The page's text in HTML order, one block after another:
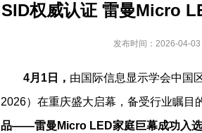
SID权威认证 雷曼Micro
发布时间：2026-04-
4月1日， 由国际信息显示学会中国
2026）在重庆盛大启幕，备受行业瞩目
品——雷曼Micro LED家庭巨幕成功入选